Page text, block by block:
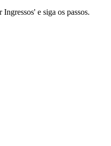
e siga os passos.